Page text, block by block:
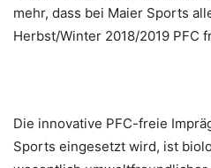
mehr, dass bei Maier Sports
Herbst/Winter 2018/2019 PFC
Die innovative PFC-freie
Sports eingesetzt wird, ist